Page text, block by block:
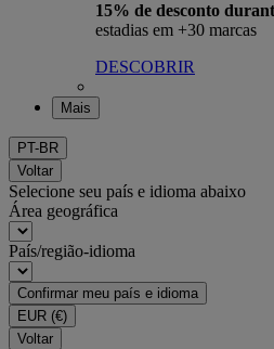
15% de desconto
estadias em +30 marcas
DESCOBRIR
Mais
PT-BR
Voltar
Selecione seu país e idioma abaixo
Área geográfica
País/região-idioma
Confirmar meu país e idioma
EUR (€)
Voltar